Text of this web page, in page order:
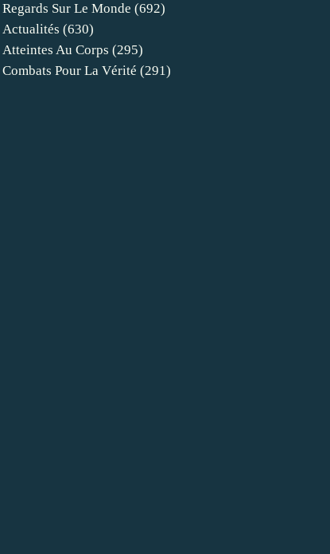
Regards Sur Le Monde (692)
Actualités (630)
Atteintes Au Corps (295)
Combats Pour La Vérité (291)